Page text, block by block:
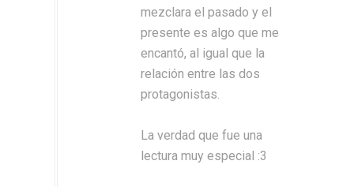
mezclara el pasado y el
presente es algo que me
encantó, al igual que la
relación entre las dos
protagonistas.
La verdad que fue una
lectura muy especial :3